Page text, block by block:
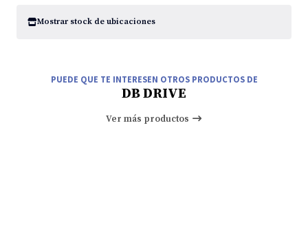
Mostrar stock de ubicaciones
PUEDE QUE TE INTERESEN OTROS PRODUCTOS DE
DB DRIVE
Ver más productos